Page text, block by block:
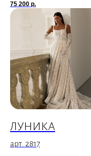
75 200 р.
ЛУНИКА
арт. 2817